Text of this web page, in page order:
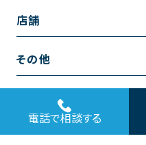
リノベーション
内装のリフォーム
水回りのリフォーム
外壁のリフォーム
お風呂の施工事例
洗面の施工事例
コミュニティ
お知らせ
店舗
越谷店
浦和店
その他
お問い合わせ
サイトポリシー
電話で相談する